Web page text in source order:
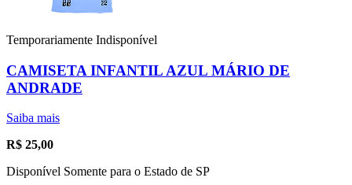
Temporariamente Indisponível
CAMISETA INFANTIL AZUL MÁRIO DE
ANDRADE
Saiba mais
R$ 25,00
Disponível Somente para o Estado de SP